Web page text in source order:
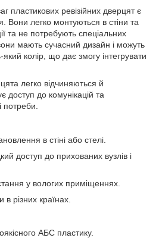
пластикових ревізійних дверцят є
Вони легко монтуються в стіни та
та не потребують спеціальних
мають сучасний дизайн і можуть
колір, що дає змогу інтегрувати
легко відчиняються й
до комунікацій та
потреби.
в стіні або стелі.
доступ до прихованих вузлів і
у вологих приміщеннях.
різних країнах.
АБС пластику.